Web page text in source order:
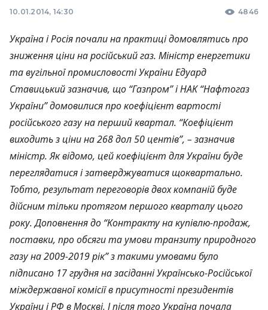
10.01.2014, 14:30 4846
Україна і Росія почали на практиці домовлятись про
зниження ціни на російський газ. Міністр енергетики
та вугільної промисловості України Едуард
Ставицький зазначив, що “Газпром” іНАК“Нафтогаз
України” домовилися про коефіцієнт вартості
російського газу на перший квартал. “Коефіцієнт
виходить з ціни на 268 дол 50 центів”, – зазначив
міністр. Як відомо, цей коефіцієнт для України буде
переглядатися і затверджуватися щоквартально.
Тобто, результат переговорів двох компаній буде
дійсним тільки протягом першого кварталу цього
року. Доповнення до “Контракту на купівлю-продаж,
поставки, про обсяги та умови транзиту природного
газу на 2009-2019 рік” з такими умовами було
підписано 17 грудня на засіданні Українсько-Російської
міждержавної комісії в присутності президентів
України і РФ в Москві. І після того Україна почала